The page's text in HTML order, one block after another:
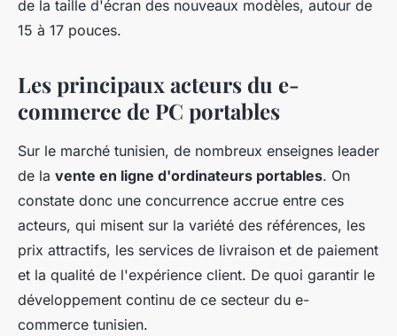
de la taille d'écran des nouveaux modèles, autour de
15 à 17 pouces.
Les principaux acteurs du e-
commerce de PC portables
Sur le marché tunisien, de nombreux enseignes leader
de la vente en ligne d'ordinateurs portables. On
constate donc une concurrence accrue entre ces
acteurs, qui misent sur la variété des références, les
prix attractifs, les services de livraison et de paiement
et la qualité de l'expérience client. De quoi garantir le
développement continu de ce secteur du e-
commerce tunisien.